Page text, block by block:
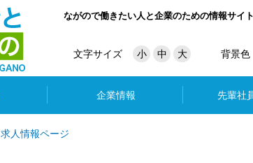
ながので働きたい人と企業のための情報サイ
文字サイズ 小 中 大 背景色
企業情報 先輩社
求人情報ページ